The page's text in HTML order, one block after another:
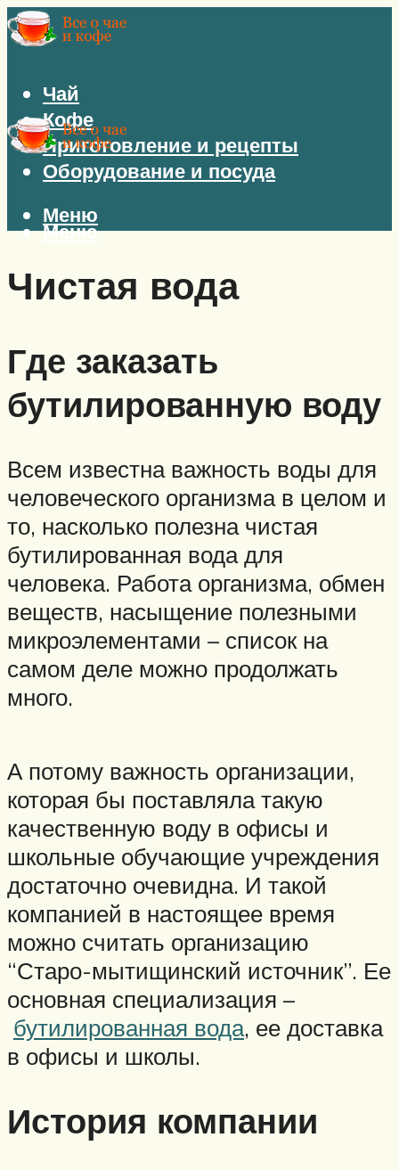
Чай
Кофе
Приготовление и рецепты
Оборудование и посуда
Меню
Меню
Чистая вода
Где заказать
бутилированную воду
Всем известна важность воды для
человеческого организма в целом и
то, насколько полезна чистая
бутилированная вода для
человека. Работа организма, обмен
веществ, насыщение полезными
микроэлементами – список на
самом деле можно продолжать
много.
А потому важность организации,
которая бы поставляла такую
качественную воду в офисы и
школьные обучающие учреждения
достаточно очевидна. И такой
компанией в настоящее время
можно считать организацию
“Старо-мытищинский источник”. Ее
основная специализация –
бутилированная вода, ее доставка
в офисы и школы.
История компании